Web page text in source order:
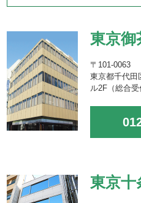
東京御
〒101-0063
東京都千代田
ル2F（総合受
東京十